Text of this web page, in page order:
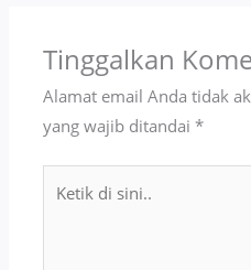
Tinggalkan
Alamat email Anda tidak
yang wajib ditandai*